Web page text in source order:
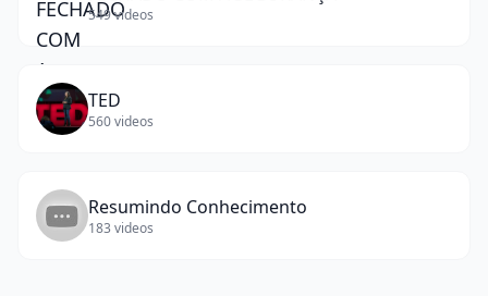
549videos
TED
560videos
Resumindo Conhecimento
183 videos